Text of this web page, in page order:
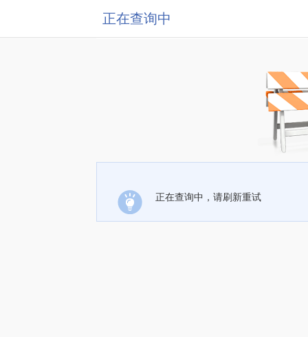
正在查询中
正在查询中，请刷新重试